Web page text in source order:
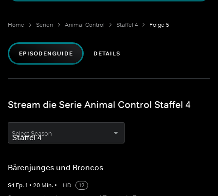
Home Serien Animal Control Staffel 4 Folge 5
EPISODENGUIDE DETAILS
Stream die Serie Animal Control Staffel 4
Select Season
Bärenjunges und Broncos
S4 Ep.1 • 20 Min. • HD
12